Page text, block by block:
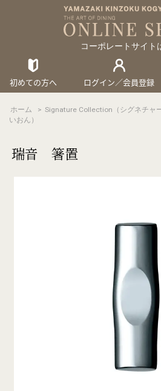
コーポレートサイト
初めての方へ ログイン／会員登録
ホーム > Signature Collection（シグネチャ
いおん）
瑞音 箸置